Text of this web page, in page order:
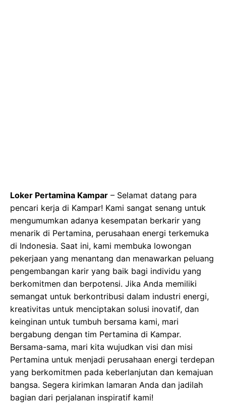
Loker Pertamina Kampar – Selamat datang para
pencari kerja di Kampar! Kami sangat senang untuk
mengumumkan adanya kesempatan berkarir yang
menarik di Pertamina, perusahaan energi terkemuka
di Indonesia. Saat ini, kami membuka lowongan
pekerjaan yang menantang dan menawarkan peluang
pengembangan karir yang baik bagi individu yang
berkomitmen dan berpotensi. Jika Anda memiliki
semangat untuk berkontribusi dalam industri energi,
kreativitas untuk menciptakan solusi inovatif, dan
keinginan untuk tumbuh bersama kami, mari
bergabung dengan tim Pertamina di Kampar.
Bersama-sama, mari kita wujudkan visi dan misi
Pertamina untuk menjadi perusahaan energi terdepan
yang berkomitmen pada keberlanjutan dan kemajuan
bangsa. Segera kirimkan lamaran Anda dan jadilah
bagian dari perjalanan inspiratif kami!